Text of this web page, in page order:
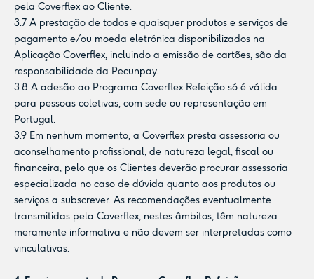
pela Coverflex ao Cliente.
3.7 A prestação de todos e quaisquer produtos e serviços de
pagamento e/ou moeda eletrónica disponibilizados na
Aplicação Coverflex, incluindo a emissão de cartões, são da
responsabilidade da Pecunpay.
3.8 A adesão ao Programa Coverflex Refeição só é válida
para pessoas coletivas, com sede ou representação em
Portugal.
3.9 Em nenhum momento, a Coverflex presta assessoria ou
aconselhamento profissional, de natureza legal, fiscal ou
financeira, pelo que os Clientes deverão procurar assessoria
especializada no caso de dúvida quanto aos produtos ou
serviços a subscrever. As recomendações eventualmente
transmitidas pela Coverflex, nestes âmbitos, têm natureza
meramente informativa e não devem ser interpretadas como
vinculativas.